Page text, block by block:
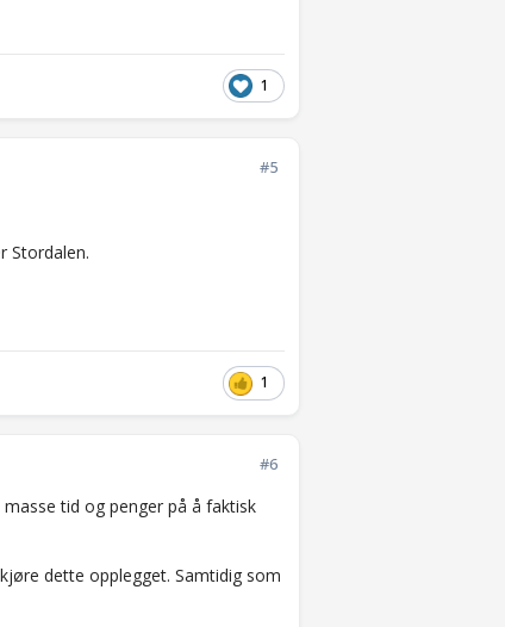
1
#5
Stordalen.
1
#6
tid og penger på å faktisk
dette opplegget. Samtidig som